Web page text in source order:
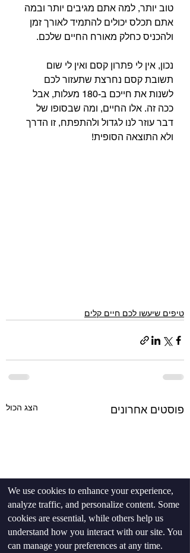
טוב יותר, למה אתם מגיבים יותר ובמה
אתם תכלס יכולים להתמיד לאורך זמן
ולהכניס כחלק מאורח החיים שלכם.
נכון, אין לי פתרון קסם ואין לי שום
תשובת קסם נחרצת שתעזור לכם
לשנות את חייכם ב-180 מעלות, אבל
ככה זה. אלו החיים, ומה שבסופו של
דבר עוזר לנו לגדול ולהתפתח, זו הדרך
ולא התוצאה הסופית!
טיפים שיעשו לכם חיים קלים
פוסטים אחרונים הצג הכול
We use cookies to enhance your experience,
analyze traffic, and personalize content. Some
cookies are essential, while others help us
understand how you interact with our site. You
can manage your preferences at any time.